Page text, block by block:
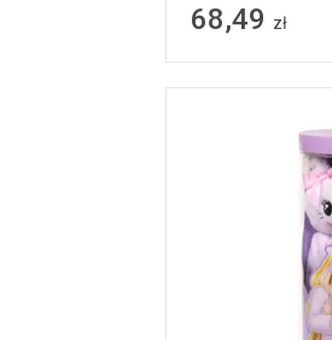
68,49 zł